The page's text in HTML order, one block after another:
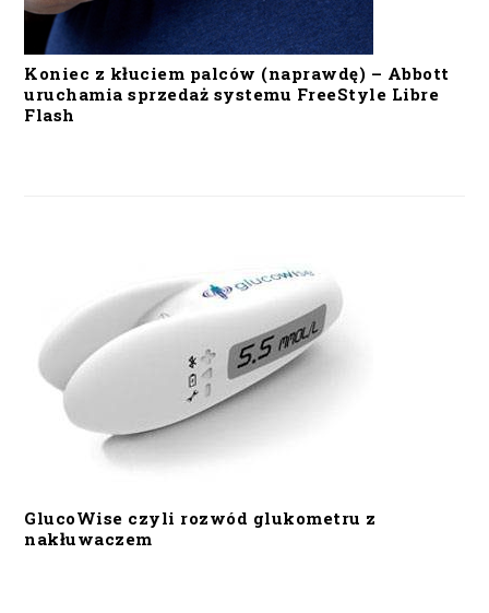
Koniec z kłuciem palców (naprawdę) – Abbott
uruchamia sprzedaż systemu FreeStyle Libre
Flash
GlucoWise czyli rozwód glukometru z
nakłuwaczem